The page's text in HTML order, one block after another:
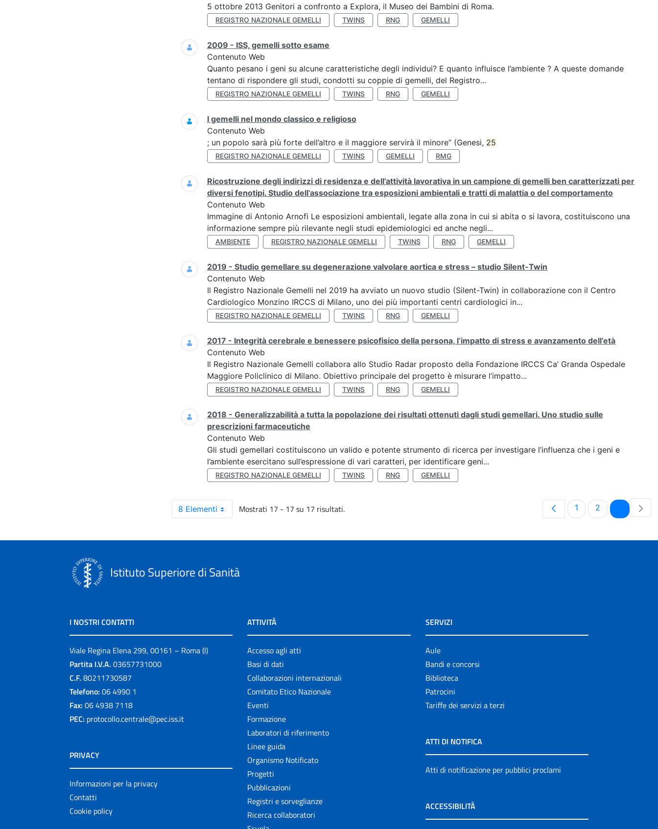
5 ottobre 2013 Genitori a confronto a Explora, il Museo dei Bambini di Roma.
REGISTRO NAZIONALE GEMELLI TWINS RNG GEMELLI
2009 - ISS, gemelli sotto esame
Contenuto Web
Quanto pesano i geni su alcune caratteristiche degli individui? E quanto influisce l’ambiente ? A queste domande
tentano di rispondere gli studi, condotti su coppie di gemelli, del Registro...
REGISTRO NAZIONALE GEMELLI TWINS RNG GEMELLI
I gemelli nel mondo classico e religioso
Contenuto Web
; un popolo sarà più forte dell’altro e il maggiore servirà il minore” (Genesi, 25
REGISTRO NAZIONALE GEMELLI TWINS GEMELLI RMG
Ricostruzione degli indirizzi di residenza e dell’attività lavorativa in un campione di gemelli ben caratterizzati per
diversi fenotipi. Studio dell’associazione tra esposizioni ambientali e tratti di malattia o del comportamento
Contenuto Web
Immagine di Antonio Arnofi Le esposizioni ambientali, legate alla zona in cui si abita o si lavora, costituiscono una
informazione sempre più rilevante negli studi epidemiologici ed anche negli...
AMBIENTE REGISTRO NAZIONALE GEMELLI TWINS RNG GEMELLI
2019 - Studio gemellare su degenerazione valvolare aortica e stress – studio Silent-Twin
Contenuto Web
Il Registro Nazionale Gemelli nel 2019 ha avviato un nuovo studio (Silent-Twin) in collaborazione con il Centro
Cardiologico Monzino IRCCS di Milano, uno dei più importanti centri cardiologici in...
REGISTRO NAZIONALE GEMELLI TWINS RNG GEMELLI
2017 - Integrità cerebrale e benessere psicofisico della persona, l’impatto di stress e avanzamento dell’età
Contenuto Web
Il Registro Nazionale Gemelli collabora allo Studio Radar proposto della Fondazione IRCCS Ca’ Granda Ospedale
Maggiore Policlinico di Milano. Obiettivo principale del progetto è misurare l’impatto...
REGISTRO NAZIONALE GEMELLI TWINS RNG GEMELLI
2018 - Generalizzabilità a tutta la popolazione dei risultati ottenuti dagli studi gemellari. Uno studio sulle
prescrizioni farmaceutiche
Contenuto Web
Gli studi gemellari costituiscono un valido e potente strumento di ricerca per investigare l’influenza che i geni e
l’ambiente esercitano sull’espressione di vari caratteri, per identificare geni...
REGISTRO NAZIONALE GEMELLI TWINS RNG GEMELLI
8 Elementi Mostrati 17 - 17 su 17 risultati. Pagina
1 Pagina
2 Pagina
Istituto Superiore di Sanità
I NOSTRI CONTATTI
Viale Regina Elena 299, 00161 – Roma (I)
Partita I.V.A. 03657731000
C.F. 80211730587
Telefono: 06 4990 1
Fax: 06 4938 7118
PEC: protocollo.centrale@pec.iss.it
PRIVACY
Informazioni per la privacy
Contatti
Cookie policy
ATTIVITÀ
Accesso agli atti
Basi di dati
Collaborazioni internazionali
Comitato Etico Nazionale
Eventi
Formazione
Laboratori di riferimento
Linee guida
Organismo Notificato
Progetti
Pubblicazioni
Registri e sorveglianze
Ricerca collaboratori
SERVIZI
Aule
Bandi e concorsi
Biblioteca
Patrocini
Tariffe dei servizi a terzi
ATTI DI NOTIFICA
Atti di notificazione per pubblici proclami
ACCESSIBILITÀ